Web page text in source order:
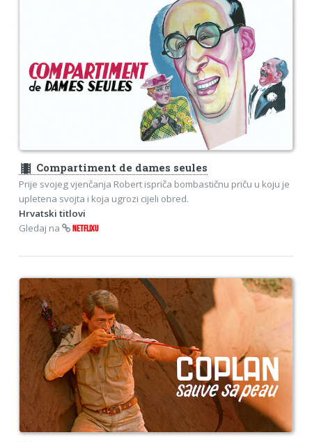
theaters Compartiment de dames seules
Prije svojeg vjenčanja Robert ispriča bombastičnu priču u koju je
upletena svojta i koja ugrozi cijeli obred.
Hrvatski titlovi
Gledaj na
NETFLIXU